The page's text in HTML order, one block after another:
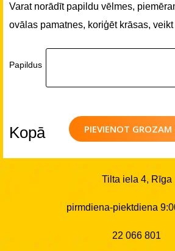
Varat norādīt papildu vēlmes,
ovālas pamatnes, koriģēt krāsas,
Papildus
PIEVIENOT GROZAM
Kopā
Tilta iela 4, Rīga
pirmdiena-piektdiena
22 066 801